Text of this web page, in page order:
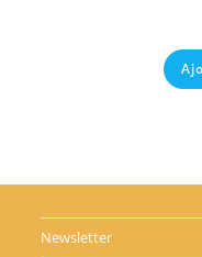
Newsletter